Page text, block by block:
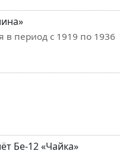
в период с 1919 по 1936
Бе-12 «Чайка»